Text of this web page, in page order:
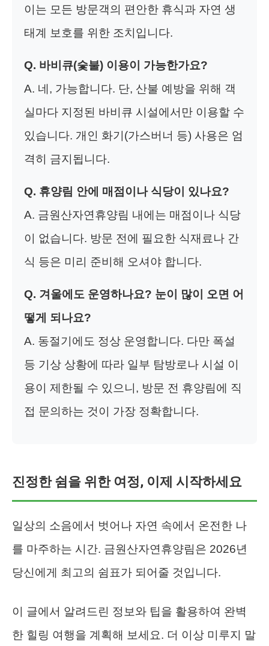
이는 모든 방문객의 편안한 휴식과 자연 생
태계 보호를 위한 조치입니다.
Q. 바비큐(숯불) 이용이 가능한가요?
A. 네, 가능합니다. 단, 산불 예방을 위해 객
실마다 지정된 바비큐 시설에서만 이용할 수
있습니다. 개인 화기(가스버너 등) 사용은 엄
격히 금지됩니다.
Q. 휴양림 안에 매점이나 식당이 있나요?
A. 금원산자연휴양림 내에는 매점이나 식당
이 없습니다. 방문 전에 필요한 식재료나 간
식 등은 미리 준비해 오셔야 합니다.
Q. 겨울에도 운영하나요? 눈이 많이 오면 어
떻게 되나요?
A. 동절기에도 정상 운영합니다. 다만 폭설
등 기상 상황에 따라 일부 탐방로나 시설 이
용이 제한될 수 있으니, 방문 전 휴양림에 직
접 문의하는 것이 가장 정확합니다.
진정한 쉼을 위한 여정, 이제 시작하세요
일상의 소음에서 벗어나 자연 속에서 온전한 나
를 마주하는 시간. 금원산자연휴양림은 2026년
당신에게 최고의 쉼표가 되어줄 것입니다.
이 글에서 알려드린 정보와 팁을 활용하여 완벽
한 힐링 여행을 계획해 보세요. 더 이상 미루지 말